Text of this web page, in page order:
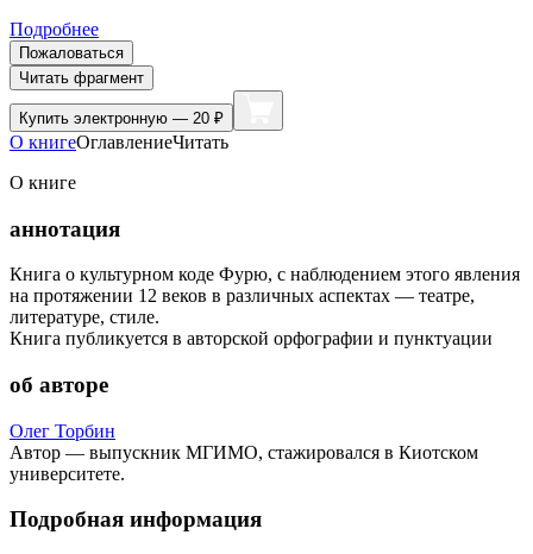
Подробнее
Пожаловаться
Читать фрагмент
Купить электронную — 20 ₽
О книгеОглавлениеЧитать
О книге
аннотация
Книга о культурном коде Фурю, с наблюдением этого явления
на протяжении 12 веков в различных аспектах — театре,
литературе, стиле.
Книга публикуется в авторской орфографии и пунктуации
об авторе
Олег Торбин
Автор — выпускник МГИМО, стажировался в Киотском
университете.
Подробная информация